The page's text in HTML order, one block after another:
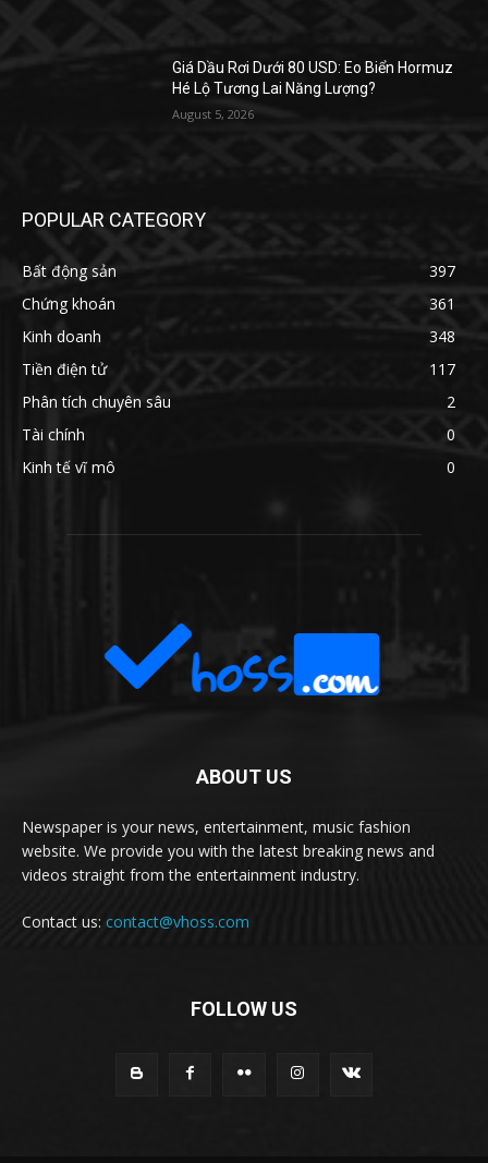
Giá Dầu Rơi Dưới 80 USD: Eo Biển Hormuz
Hé Lộ Tương Lai Năng Lượng?
August 5, 2026
POPULAR CATEGORY
Bất động sản
397
Chứng khoán
361
Kinh doanh
348
Tiền điện tử
117
Phân tích chuyên sâu
2
Tài chính
0
Kinh tế vĩ mô
0
ABOUT US
Newspaper is your news, entertainment, music fashion
website. We provide you with the latest breaking news and
videos straight from the entertainment industry.
Contact us: contact@vhoss.com
FOLLOW US